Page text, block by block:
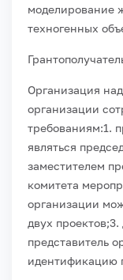
моделирование
техногенных
Организация
организации
требованиям:1.
являться
заместителем
комитета
организации
двух проектов;3.
представитель